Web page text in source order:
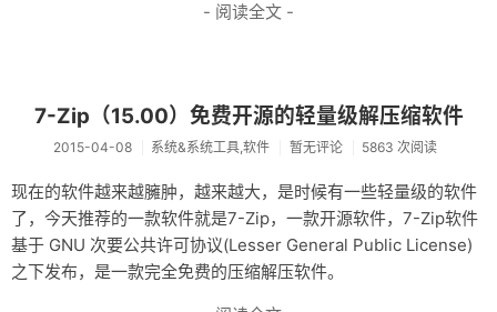
- 阅读全文 -
7-Zip（15.00）免费开源的轻量级解压缩软件
2015-04-08 系统&系统工具,软件 暂无评论 5863 次阅读
现在的软件越来越臃肿，越来越大，是时候有一些轻量级的软件
了，今天推荐的一款软件就是7-Zip，一款开源软件，7-Zip软件
基于 GNU 次要公共许可协议(Lesser General Public License)
之下发布，是一款完全免费的压缩解压软件。